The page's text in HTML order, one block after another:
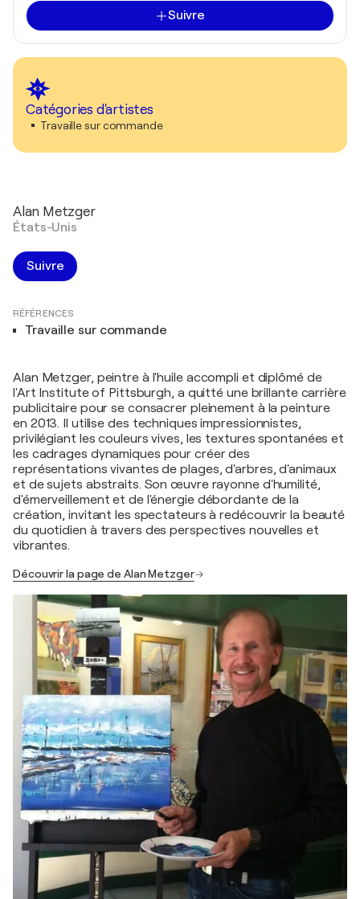
Suivre
Catégories d'artistes
Travaille sur commande
Alan Metzger
États-Unis
Suivre
RÉFÉRENCES
Travaille sur commande
Alan Metzger, peintre à l'huile accompli et diplômé de
l'Art Institute of Pittsburgh, a quitté une brillante carrière
publicitaire pour se consacrer pleinement à la peinture
en 2013. Il utilise des techniques impressionnistes,
privilégiant les couleurs vives, les textures spontanées et
les cadrages dynamiques pour créer des
représentations vivantes de plages, d'arbres, d'animaux
et de sujets abstraits. Son œuvre rayonne d'humilité,
d'émerveillement et de l'énergie débordante de la
création, invitant les spectateurs à redécouvrir la beauté
du quotidien à travers des perspectives nouvelles et
vibrantes.
Découvrir la page de Alan Metzger